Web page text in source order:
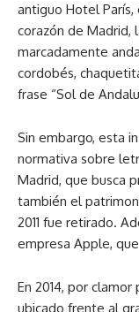
antiguo Hotel París,
corazón de Madrid,
marcadamente
cordobés,
frase “Sol de
Sin embargo, esta
normativa sobre
Madrid, que busca
también el
2011 fue retirado.
empresa Apple,
En 2014, por
ubicado frente al